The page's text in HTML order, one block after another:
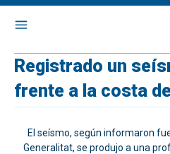
Registrado un
frente a la costa
El seísmo, según informaron
Generalitat, se produjo a una